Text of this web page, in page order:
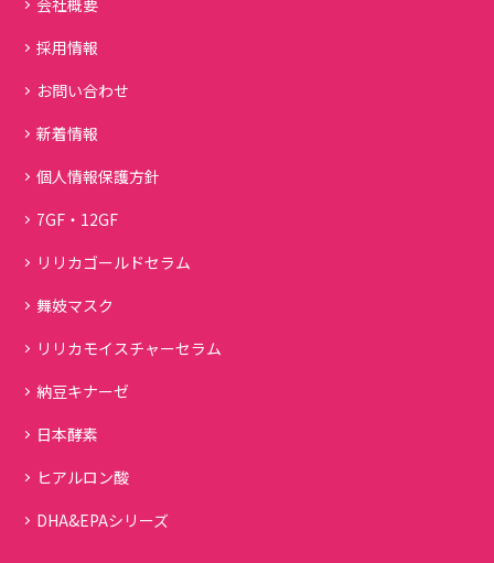
会社概要
採用情報
お問い合わせ
新着情報
個人情報保護方針
7GF・12GF
リリカゴールドセラム
舞妓マスク
リリカモイスチャーセラム
納豆キナーゼ
日本酵素
ヒアルロン酸
DHA&EPAシリーズ